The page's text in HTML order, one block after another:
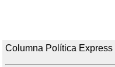
Columna Política Express